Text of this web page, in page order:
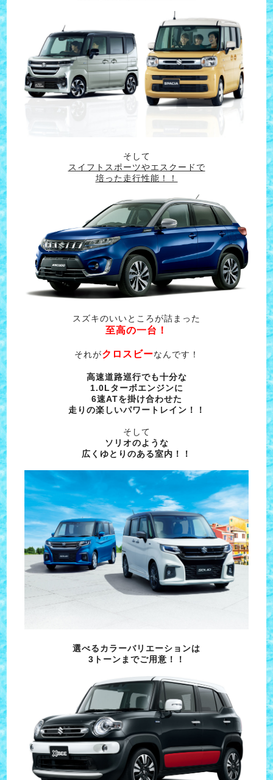
そして
スイフトスポーツやエスクードで
培った走行性能！！
スズキのいいところが詰まった
至高の一台！
それがクロスビーなんです！
高速道路巡行でも十分な
1.0Lターボエンジンに
6速ATを掛け合わせた
走りの楽しいパワートレイン！！
そして
ソリオのような
広くゆとりのある室内！！
選べるカラーバリエーションは
3トーンまでご用意！！